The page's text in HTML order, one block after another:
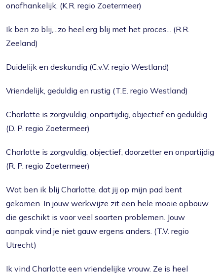
onafhankelijk. (K.R. regio Zoetermeer)
Ik ben zo blij,...zo heel erg blij met het proces... (R.R.
Zeeland)
Duidelijk en deskundig (C.v.V. regio Westland)
Vriendelijk, geduldig en rustig (T.E. regio Westland)
Charlotte is zorgvuldig, onpartijdig, objectief en geduldig
(D. P. regio Zoetermeer)
Charlotte is zorgvuldig, objectief, doorzetter en onpartijdig
(R. P. regio Zoetermeer)
Wat ben ik blij Charlotte, dat jij op mijn pad bent
gekomen. In jouw werkwijze zit een hele mooie opbouw
die geschikt is voor veel soorten problemen. Jouw
aanpak vind je niet gauw ergens anders. (T.V. regio
Utrecht)
Ik vind Charlotte een vriendelijke vrouw. Ze is heel